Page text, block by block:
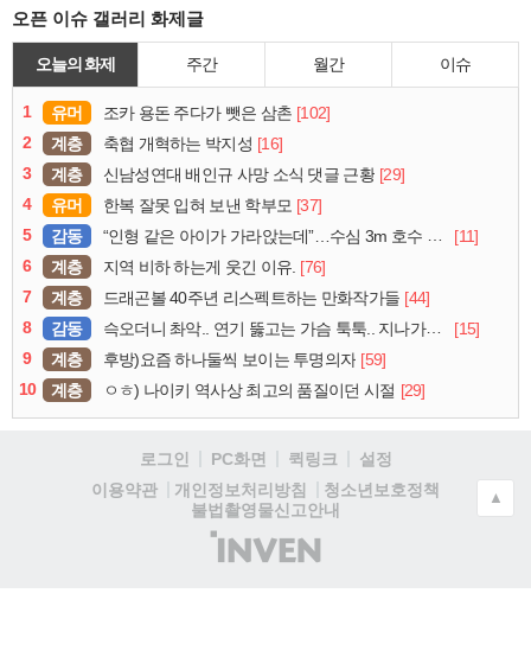
오픈 이슈 갤러리 화제글
오늘의 화제 주간 월간 이슈
1 유머 조카 용돈 주다가 뺏은 삼촌 [102]
2
계층 축협 개혁하는 박지성 [16]
3
계층 신남성연대 배인규 사망 소식 댓글 근황 [29]
4
유머 한복 잘못 입혀 보낸 학부모 [37]
5
감동 “인형 같은 아이가 가라앉는데”…수심 3m 호수 뛰어든 60대 의인
[11]
6
계층 지역 비하 하는게 웃긴 이유. [76]
7
계층 드래곤볼 40주년 리스펙트하는 만화작가들 [44]
8
감동 슥오더니 촤악.. 연기 뚫고는 가슴 툭툭.. 지나가던 아재의 정체
[15]
9
계층 후방)요즘 하나둘씩 보이는 투명의자 [59]
10
계층 ㅇㅎ) 나이키 역사상 최고의 품질이던 시절 [29]
로그인 PC화면 퀵링크
설정
이용약관
개인정보처리방침
청소년보호정책
불법촬영물신고안내
(주)
인
▲